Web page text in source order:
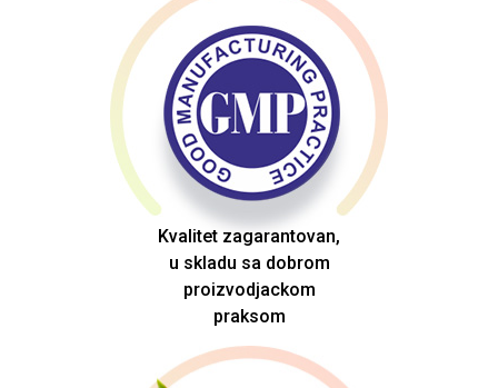
Kvalitet zagarantovan,
u skladu sa dobrom
proizvodjackom
praksom